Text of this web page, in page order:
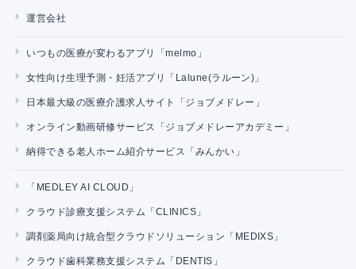
運営会社
いつもの医療が変わるアプリ「melmo」
女性向け生理予測・妊活アプリ「Lalune(ラルーン)」
日本最大級の医療介護求人サイト「ジョブメドレー」
オンライン動画研修サービス「ジョブメドレーアカデミー」
納得できる老人ホーム紹介サービス「みんかい」
「MEDLEY AI CLOUD」
クラウド診療支援システム「CLINICS」
調剤薬局向け統合型クラウドソリューション「MEDIXS」
クラウド歯科業務支援システム「DENTIS」